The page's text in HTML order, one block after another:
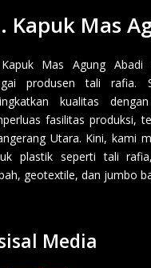
Kapuk Mas
Mas Agung Abadi
produsen tali rafia.
kualitas
fasilitas produksi,
Utara. Kini, kami
plastik seperti tali
geotextile, dan jumbo
Media